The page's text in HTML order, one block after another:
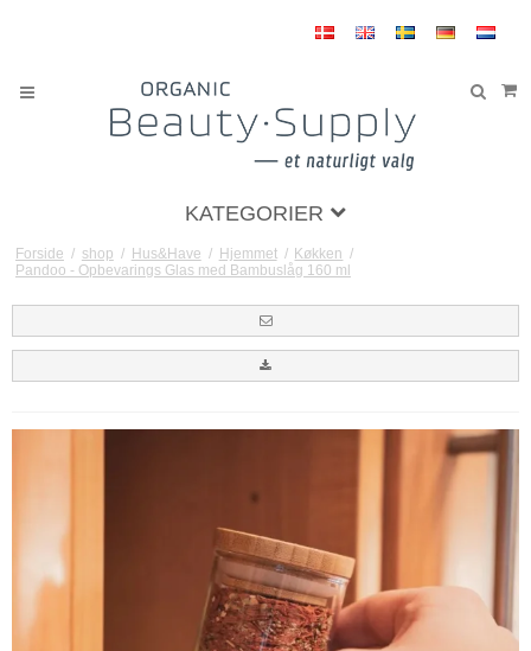
KATEGORIER
Forside / shop / Hus&Have / Hjemmet / Køkken /
Pandoo - Opbevarings Glas med Bambuslåg 160 ml